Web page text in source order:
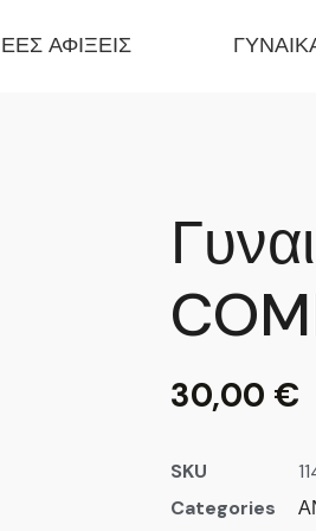
ΑΦΙΞΕΙΣ
30,00 €
SKU
Categories